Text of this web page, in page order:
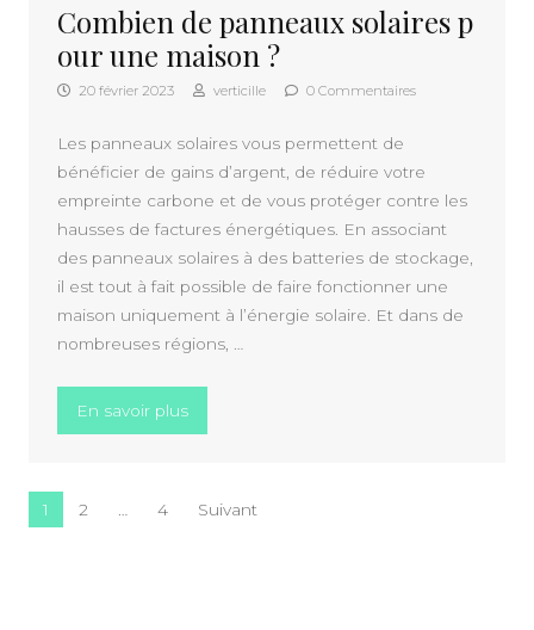
Combien de panneaux solaires p
our une maison ?
20 février 2023 verticille 0 Commentaires
Les panneaux solaires vous permettent de
bénéficier de gains d’argent, de réduire votre
empreinte carbone et de vous protéger contre les
hausses de factures énergétiques. En associant
des panneaux solaires à des batteries de stockage,
il est tout à fait possible de faire fonctionner une
maison uniquement à l’énergie solaire. Et dans de
nombreuses régions, …
En savoir plus« Combien de panneaux solaires pour une
Pagination des publications
1 2 4 Suivant